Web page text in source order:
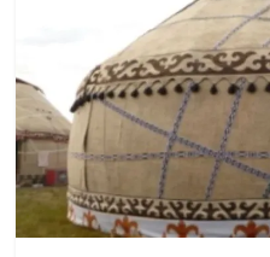
адабияты